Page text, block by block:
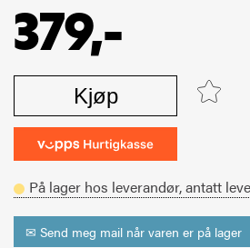
379,-
Kjøp
På lager hos leverandør,antatt
✉ Send meg mail når varen er på lager